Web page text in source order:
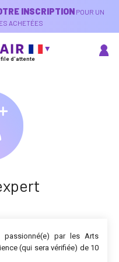
INSCRIPTION POUR UN
ACHETÉES
file d'attente
passionné(e) par les Arts
(qui sera vérifiée) de 10